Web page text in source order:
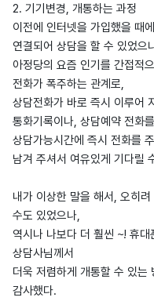
2. 기기변경, 개통하는 과정
이전에 인터넷을 가입했을 때
연결되어 상담을 할 수 있었으
아정당의 요즘 인기를 간접적
전화가 폭주하는 관계로,
상담전화가 바로 즉시 이루어
통화기록이나, 상담예약 전화
상담가능시간에 즉시 전화를
남겨 주셔서 여유있게 기다릴
내가 이상한 말을 해서, 오히
수도 있었으나,
역시나 나보다 더 훨씬 ~! 휴
상담사님께서
더욱 저렴하게 개통할 수 있는
감사했다.